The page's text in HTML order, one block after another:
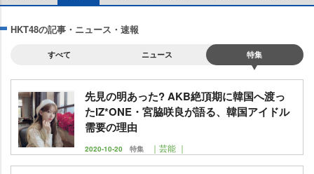
HKT48の記事・ニュース・速報
すべて ニュース 特集
先見の明あった? AKB絶頂期に韓国へ渡っ
たIZ*ONE・宮脇咲良が語る、韓国アイドル
需要の理由
2020-10-20 特集 ｜芸能 ｜